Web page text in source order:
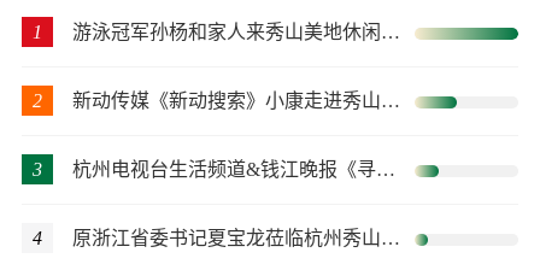
1 游泳冠军孙杨和家人来秀山美地休闲农庄度假
2 新动传媒《新动搜索》小康走进秀山美地体验乐趣
3 杭州电视台生活频道&钱江晚报《寻味》栏目组来到秀山美地农庄
4 原浙江省委书记夏宝龙莅临杭州秀山美地农庄指导工作